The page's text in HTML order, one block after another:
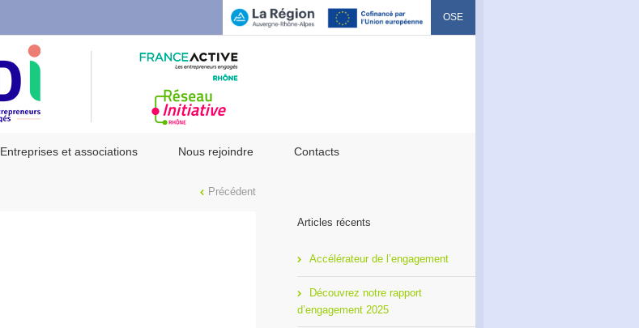
OSE
Entreprises et associations Nous rejoindre Contacts
Précédent
Articles récents
Accélérateur de l’engagement
Découvrez notre rapport
d’engagement 2025